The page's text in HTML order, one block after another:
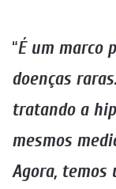
“É um marco
doenças
tratando a
mesmos
Agora, temos